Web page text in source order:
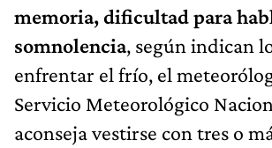
memoria, dificultad para
somnolencia, según indican
enfrentar el frío, el
Servicio Meteorológico
aconseja vestirse con tres o